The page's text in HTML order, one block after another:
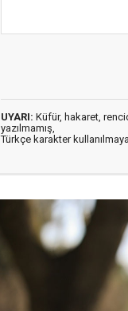
UYARI: Küfür, hakaret,
yazılmamış,
Türkçe karakter